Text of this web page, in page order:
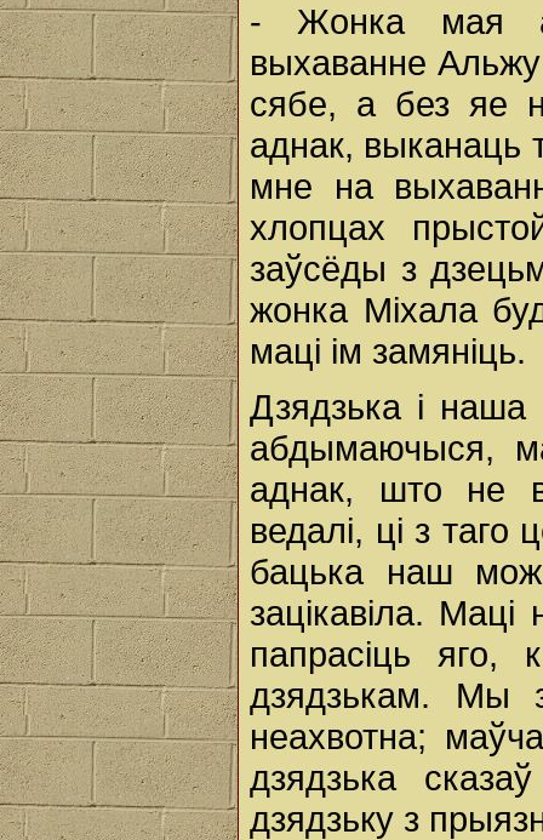
- Жонка мая
выхаванне
сябе, а без яе
аднак, выканаць
мне на
хлопцах
заўсёды з
жонка Міхала
маці ім замяніць.
Дзядзька і наша
абдымаючыся,
аднак, што не
ведалі, ці з
бацька наш
зацікавіла.
папрасіць
дзядзькам. Мы
неахвотна;
дзядзька
дзядзьку з